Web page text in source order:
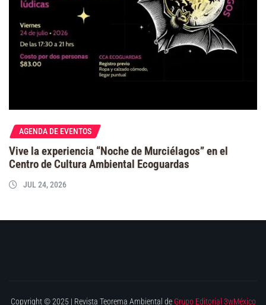
AGENDA DE EVENTOS
Vive la experiencia “Noche de Murciélagos” en el
Centro de Cultura Ambiental Ecoguardas
JUL 24, 2026
Copyright © 2025 | Revista Teorema Ambiental de Grupo Editorial 3wMéxico